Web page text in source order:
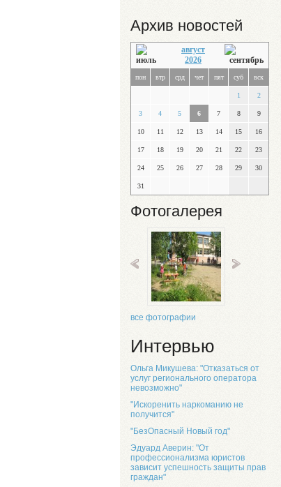
Архив новостей
август
2026
пон втр срд чет пят суб вск
1 2
3 4 5 6 7 8 9
10 11 12 13 14 15 16
17 18 19 20 21 22 23
24 25 26 27 28 29 30
31
Фотогалерея
все фотографии
Интервью
Ольга Микушева: "Отказаться от
услуг регионального оператора
невозможно"
"Искоренить наркоманию не
получится"
"БезОпасный Новый год"
Эдуард Аверин: "От
профессионализма юристов
зависит успешность защиты прав
граждан"